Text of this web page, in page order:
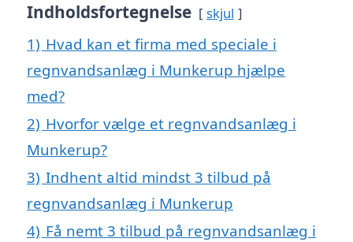
Indholdsfortegnelse skjul
1) Hvad kan et firma med speciale i
regnvandsanlæg i Munkerup hjælpe
med?
2) Hvorfor vælge et regnvandsanlæg i
Munkerup?
3) Indhent altid mindst 3 tilbud på
regnvandsanlæg i Munkerup
4) Få nemt 3 tilbud på regnvandsanlæg i